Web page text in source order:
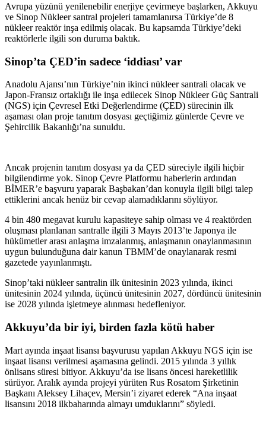
Avrupa yüzünü yenilenebilir enerjiye çevirmeye başlarken, Akkuyu
ve Sinop Nükleer santral projeleri tamamlanırsa Türkiye’de 8
nükleer reaktör inşa edilmiş olacak. Bu kapsamda Türkiye’deki
reaktörlerle ilgili son duruma baktık.
Sinop’ta ÇED’in sadece ‘iddiası’ var
Anadolu Ajansı’nın Türkiye’nin ikinci nükleer santrali olacak ve
Japon-Fransız ortaklığı ile inşa edilecek Sinop Nükleer Güç Santrali
(NGS) için Çevresel Etki Değerlendirme (ÇED) sürecinin ilk
aşaması olan proje tanıtım dosyası geçtiğimiz günlerde Çevre ve
Şehircilik Bakanlığı’na sunuldu.
Ancak projenin tanıtım dosyası ya da ÇED süreciyle ilgili hiçbir
bilgilendirme yok. Sinop Çevre Platformu haberlerin ardından
BİMER’e başvuru yaparak Başbakan’dan konuyla ilgili bilgi talep
ettiklerini ancak henüz bir cevap alamadıklarını söylüyor.
4 bin 480 megavat kurulu kapasiteye sahip olması ve 4 reaktörden
oluşması planlanan santralle ilgili 3 Mayıs 2013’te Japonya ile
hükümetler arası anlaşma imzalanmış, anlaşmanın onaylanmasının
uygun bulunduğuna dair kanun TBMM’de onaylanarak resmi
gazetede yayınlanmıştı.
Sinop’taki nükleer santralin ilk ünitesinin 2023 yılında, ikinci
ünitesinin 2024 yılında, üçüncü ünitesinin 2027, dördüncü ünitesinin
ise 2028 yılında işletmeye alınması hedefleniyor.
Akkuyu’da bir iyi, birden fazla kötü haber
Mart ayında inşaat lisansı başvurusu yapılan Akkuyu NGS için ise
inşaat lisansı verilmesi aşamasına gelindi. 2015 yılında 3 yıllık
önlisans süresi bitiyor. Akkuyu’da ise lisans öncesi hareketlilik
sürüyor. Aralık ayında projeyi yürüten Rus Rosatom Şirketinin
Başkanı Aleksey Lihaçev, Mersin’i ziyaret ederek “Ana inşaat
lisansını 2018 ilkbaharında almayı umduklarını” söyledi.